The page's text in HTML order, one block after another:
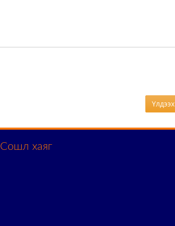
Үлдээх
Сошл хаяг